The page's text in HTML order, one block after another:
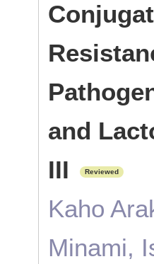
and
III
Reviewed
Kaho
Minami,